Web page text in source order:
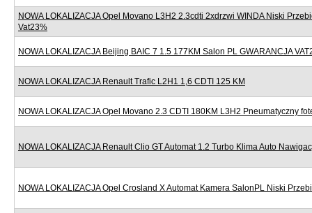
NOWA LOKALIZACJA Opel Movano L3H2 2.3cdti 2xdrzwi WINDA Niski
Vat23%
NOWA LOKALIZACJA Beijing BAIC 7 1.5 177KM Salon PL GWARANCJA
NOWA LOKALIZACJA Renault Trafic L2H1 1,6 CDTI 125 KM
NOWA LOKALIZACJA Opel Movano 2.3 CDTI 180KM L3H2 Pneumatyczny
NOWA LOKALIZACJA Renault Clio GT Automat 1.2 Turbo Klima Auto
NOWA LOKALIZACJA Opel Crosland X Automat Kamera SalonPL Niski